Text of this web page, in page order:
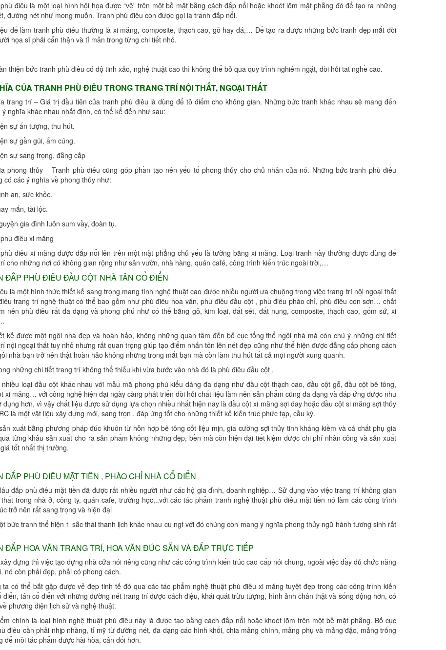
điêu là một loại hình hội họa được “vẽ” trên một bề mặt bằng cách đắp nổi hoặc khoét lõm mặt phẳng đó để tạo ra những
đường nét như mong muốn. Tranh phù điêu còn được gọi là tranh đắp nổi.
để làm tranh phù điêu thường là xi măng, composite, thạch cao, gỗ hay đá,… Để tạo ra được những bức tranh đẹp mắt đòi
họa sĩ phải cẩn thận và tỉ mẫn trong từng chi tiết nhỏ.
thiện bức tranh phù điêu có độ tinh xảo, nghệ thuật cao thì không thể bỏ qua quy trình nghiêm ngặt, đòi hỏi tat nghề cao.
CỦA TRANH PHÙ ĐIÊU TRONG TRANG TRÍ NỘI THẤT, NGOẠI THẤT
trang trí – Giá trị đầu tiên của tranh phù điêu là dùng để tô điểm cho không gian. Những bức tranh khác nhau sẽ mang đến
ý nghĩa khác nhau nhất định, có thể kể đến như sau:
sự ấn tượng, thu hút.
sự gần gũi, ấm cúng.
sự sang trọng, đẳng cấp
phong thủy – Tranh phù điêu cũng góp phần tạo nên yếu tố phong thủy cho chủ nhân của nó. Những bức tranh phù điêu
có các ý nghĩa về phong thủy như:
an, sức khỏe.
mắn, tài lộc.
gia đình luôn sum vầy, đoàn tụ.
điêu xi măng
điêu xi măng được đắp nổi lên trên một mặt phẳng chủ yếu là tường bằng xi măng. Loại tranh này thường được dùng để
cho những nơi có không gian rộng như sân vườn, nhà hàng, quán café, công trình kiến trúc ngoài trời,…
ĐẮP PHÙ ĐIÊU ĐẦU CỘT NHÀ TÂN CỔ ĐIỂN
là một hình thức thiết kế sang trọng mang tính nghệ thuật cao được nhiều người ưa chuộng trong việc trang trí nội ngoại thất
trang trí nghệ thuật có thể bao gồm như phù điêu hoa văn, phù điêu đầu cột , phù điêu phào chỉ, phù điêu con sơn… chất
nên phù điêu rất đa dạng và phong phú như có thể bằng gỗ, kim loại, đất sét, đất nung, composite, thạch cao, gốm sứ, xi
kế được một ngôi nhà đẹp và hoàn hảo, không những quan tâm đến bố cục tổng thể ngôi nhà mà còn chú ý những chi tiết
nội ngoại thất tuy nhỏ nhưng rất quan trọng giúp tạo điểm nhấn tôn lên nét đẹp cũng như thể hiện được đẳng cấp phong cách
nhà bạn trở nên thật hoàn hảo không những trong mắt bạn mà còn làm thu hút tất cả mọi người xung quanh.
những chi tiết trang trí không thể thiếu khi vừa bước vào nhà đó là phù điêu đầu cột .
nhiều loại đầu cột khác nhau với mẫu mã phong phú kiểu dáng đa dạng như đầu cột thạch cao, đầu cột gỗ, đầu cột bê tông,
xi măng… với công nghệ hiện đại ngày càng phát triển đòi hỏi chất liệu làm nên sản phẩm cũng đa dạng và đáp ứng được nhu
dụng hơn, vì vậy chất liệu được sử dụng lựa chọn nhiều nhất hiện nay là đầu cột xi măng sợi đay hoặc đầu cột si măng sợi thủy
là một vật liệu xây dựng mới, sang trọn , đáp ứng tốt cho những thiết kế kiến trúc phức tạp, cầu kỳ.
xuất bằng phương pháp đúc khuôn từ hỗn hợp bê tông cốt liệu mịn, gia cường sợi thủy tinh kháng kiềm và cá chất phụ gia
từng khâu sản xuất cho ra sản phẩm không những đẹp, bền mà còn hiện đại tiết kiệm được chi phí nhân công và sản xuất
tốt nhất thị trường.
ĐẮP PHÙ ĐIÊU MẶT TIỀN , PHÀO CHỈ NHÀ CỔ ĐIỂN
đắp phù điêu mặt tiền đã được rất nhiều người như các hộ gia đình, doanh nghiệp… Sử dụng vào việc trang trí không gian
trong nhà ở, công ty, quán cafe, trường học,..với các tác phẩm tranh nghệ thuật phù điêu mặt tiền nó làm các công trình
trở nên rất sang trọng và hiện đại
bức tranh thể hiện 1 sắc thái thanh lịch khác nhau cu ngf với đó chúng còn mang ý nghĩa phong thủy ngũ hành tương sinh rất
ĐẮP HOA VĂN TRANG TRÍ, HOA VĂN ĐÚC SẴN VÀ ĐẮP TRỰC TIẾP
dựng thì việc tạo dựng nhà cửa nói riêng cũng như các công trình kiến trúc cao cấp nói chung, ngoài việc đầy đủ chức năng
nó còn phải đẹp, phải có phong cách.
ta có thể bắt gặp được vẻ đẹp tinh tế đó qua các tác phẩm nghệ thuật phù điêu xi măng tuyệt đẹp trong các công trình kiến
điển, tân cổ điển với những đường nét trang trí được cách điệu, khái quát trừu tượng, hình ảnh chân thật và sống động hơn, có
phương diện lịch sử và nghệ thuật.
chính là loại hình nghệ thuật phù điêu này là được tạo bằng cách đắp nổi hoặc khoét lõm trên một bề mặt phẳng. Bố cục
điêu cần phải nhịp nhàng, tỉ mỹ từ đường nét, đa dạng các hình khối, chia mảng chính, mảng phụ và mảng đặc, mảng trống
để mỗi tác phẩm được hài hòa, cân đối hơn.